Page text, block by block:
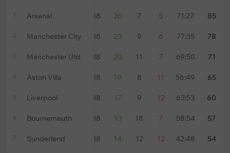
1 Arsenal 38 26 7 5 71:27 85
2 Manchester City 38 23 9 6 77:35 78
3 Manchester Utd 38 20 11 7 69:50 71
4 Aston Villa 38 19 8 11 56:49 65
5 Liverpool 38 17 9 12 63:53 60
6 Bournemouth 38 13 18 7 58:54 57
7 Sunderland 38 14 12 12 42:48 54